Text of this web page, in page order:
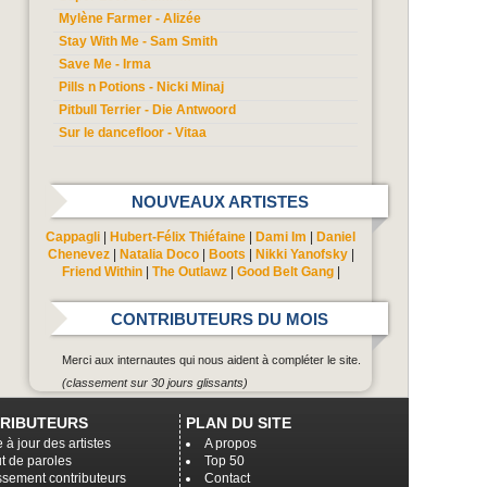
Mylène Farmer - Alizée
Stay With Me - Sam Smith
Save Me - Irma
Pills n Potions - Nicki Minaj
Pitbull Terrier - Die Antwoord
Sur le dancefloor - Vitaa
NOUVEAUX ARTISTES
Cappagli Hubert-Félix Thiéfaine Dami Im
Daniel
Chenevez| Natalia Doco| Boots Nikki Yanofsky|
Friend Within| The Outlawz| Good Belt Gang|
CONTRIBUTEURS DU MOIS
Merci aux internautes qui nous aident à compléter le site.
(classement sur 30 jours glissants)
PLAN DU SITE
A propos
Top 50
Contact
à jour des artistes
de paroles
contributeurs